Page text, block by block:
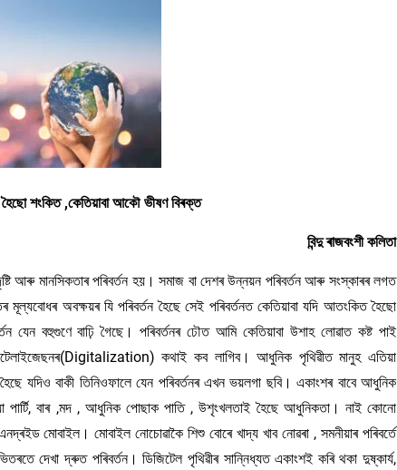
হৈছো শংকিত ,কেতিয়াবা আকৌ ভীষণ বিৰক্ত
বিন্দু ৰাজবংশী কলিতা
আৰু মানসিকতাৰ পৰিবৰ্তন হয়। সমাজ বা দেশৰ উন্নয়ন পৰিবৰ্তন আৰু সংস্কাৰৰ লগত
অবক্ষয়ৰ যি পৰিবৰ্তন হৈছে সেই পৰিবৰ্তনত কেতিয়াবা যদি আতংকিত হৈছো
বহুগুণে বাঢ়ি গৈছে। পৰিবৰ্তনৰ ঢৌত আমি কেতিয়াবা উশাহ লোৱাত কষ্ট পাই
কথাই কব লাগিব। আধুনিক পৃথিৱীত মানুহ এতিয়া
যদিও বাকী তিনিওফালে যেন পৰিবৰ্তনৰ এখন ভয়লগা ছবি। একাংশৰ বাবে আধুনিক
পাৰ্টি, বাৰ ,মদ , আধুনিক পোছাক পাতি , উশৃংখলতাই হৈছে আধুনিকতা। নাই কোনো
মোবাইল। মোবাইল নোচোৱাকৈ শিশু বোৰে খাদ্য খাব নোৱৰা , সমনীয়াৰ পৰিবৰ্তে
দেখা দ্ৰুত পৰিবৰ্তন। ডিজিটেল পৃথিৱীৰ সান্নিধ্যত একাংশই কৰি থকা দুষ্কাৰ্য,